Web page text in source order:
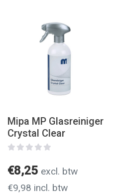
Mipa MP Glasreiniger
Crystal Clear
€8,25 excl. btw
€9,98 incl. btw